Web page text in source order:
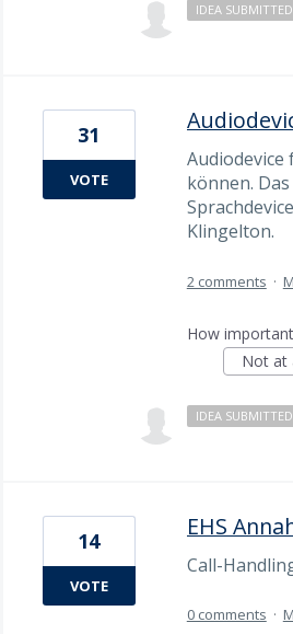
IDEA SUBMITTED
können.
Klingelton.
31
VOTE
2 comments ·
How
Not at
IDEA SUBMITTED
EHS
Call-
14
VOTE
0 comments ·